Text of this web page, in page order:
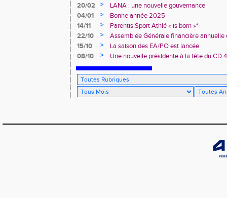
20/02
>
LANA : une nouvelle gouvernance
04/01
>
Bonne année 2025
14/11
>
Parentis Sport Athlé « is born »*
22/10
>
Assemblée Générale financière
des Landes d’Athlétisme
15/10 >
La saison des EA/PO est lancée
08/10
> Une nouvelle présidente à la tête du CD